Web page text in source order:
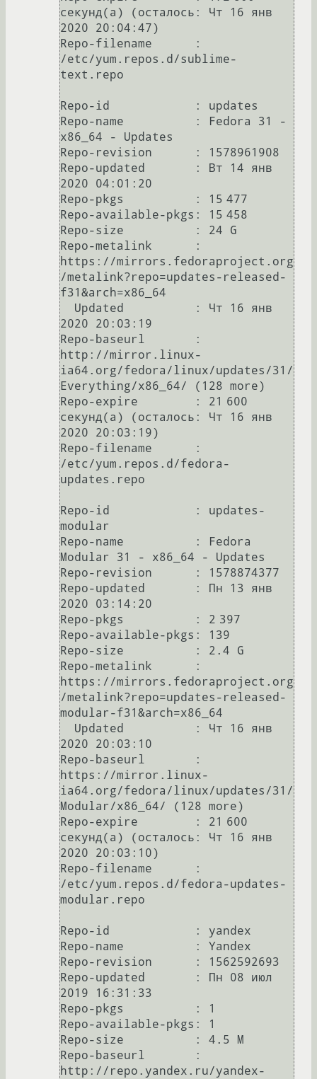
секунд(а) (осталось: Чт 16 янв
2020 20:04:47)
Repo-filename      :
/etc/yum.repos.d/sublime-
text.repo
Repo-id            : updates
Repo-name          : Fedora 31 -
x86_64 - Updates
Repo-revision      : 1578961908
Repo-updated       : Вт 14 янв
2020 04:01:20
Repo-pkgs          : 15 477
Repo-available-pkgs: 15 458
Repo-size          : 24 G
Repo-metalink      :
https://mirrors.fedoraproject.org
/metalink?repo=updates-released-
f31&arch=x86_64
2020 20:03:19
Repo-baseurl       :
http://mirror.linux-
ia64.org/fedora/linux/updates/31/
Everything/x86_64/ (128 more)
Repo-expire        : 21 600
секунд(а) (осталось: Чт 16 янв
2020 20:03:19)
Repo-filename      :
/etc/yum.repos.d/fedora-
updates.repo
Repo-id            : updates-
modular
Repo-name          : Fedora
Modular 31 - x86_64 - Updates
Repo-revision      : 1578874377
Repo-updated       : Пн 13 янв
2020 03:14:20
Repo-pkgs          : 2 397
Repo-available-pkgs: 139
Repo-size          : 2.4 G
Repo-metalink      :
https://mirrors.fedoraproject.org
/metalink?repo=updates-released-
modular-f31&arch=x86_64
2020 20:03:10
Repo-baseurl       :
https://mirror.linux-
ia64.org/fedora/linux/updates/31/
Modular/x86_64/ (128 more)
Repo-expire        : 21 600
секунд(а) (осталось: Чт 16 янв
2020 20:03:10)
Repo-filename      :
/etc/yum.repos.d/fedora-updates-
modular.repo
Repo-id            : yandex
Repo-name          : Yandex
Repo-revision      : 1562592693
Repo-updated       : Пн 08 июл
2019 16:31:33
Repo-pkgs          : 1
Repo-available-pkgs: 1
Repo-size          : 4.5 M
Repo-baseurl       :
http://repo.yandex.ru/yandex-